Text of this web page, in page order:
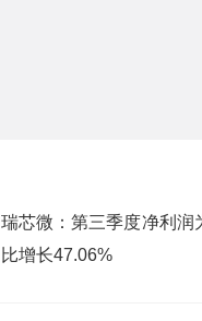
瑞芯微：第三季度净利润
比增长47.06%